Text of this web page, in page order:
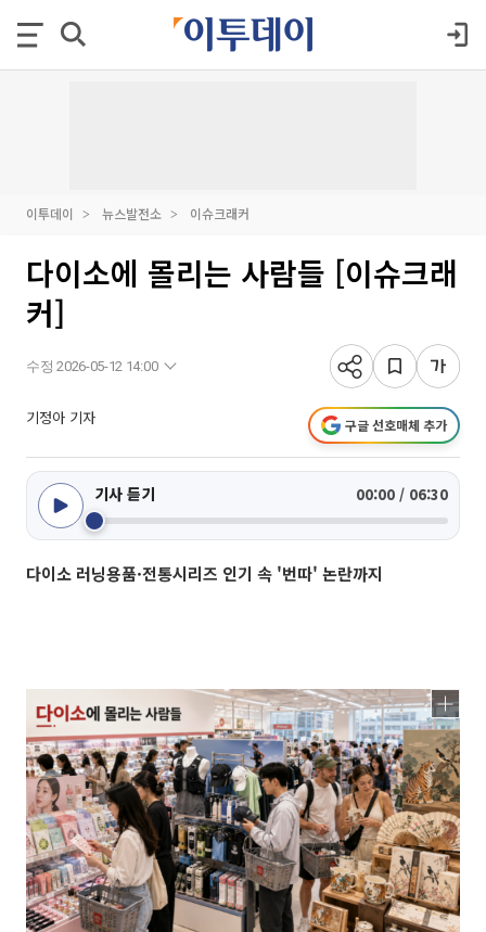
이투데이 뉴스발전소 이슈크래커
다이소에 몰리는 사람들 [이슈크래
커]
수정 2026-05-12 14:00
기정아 기자 구글 선호매체 추가
기사 듣기 00:00 / 06:30
다이소 러닝용품·전통시리즈 인기 속 '번따' 논란까지